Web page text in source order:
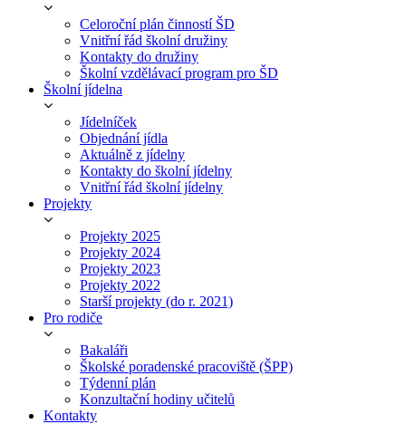
Celoroční plán činností ŠD
Vnitřní řád školní družiny
Kontakty do družiny
Školní vzdělávací program pro ŠD
Školní jídelna
Jídelníček
Objednání jídla
Aktuálně z jídelny
Kontakty do školní jídelny
Vnitřní řád školní jídelny
Projekty
Projekty 2025
Projekty 2024
Projekty 2023
Projekty 2022
Starší projekty (do r. 2021)
Pro rodiče
Bakaláři
Školské poradenské pracoviště (ŠPP)
Týdenní plán
Konzultační hodiny učitelů
Kontakty